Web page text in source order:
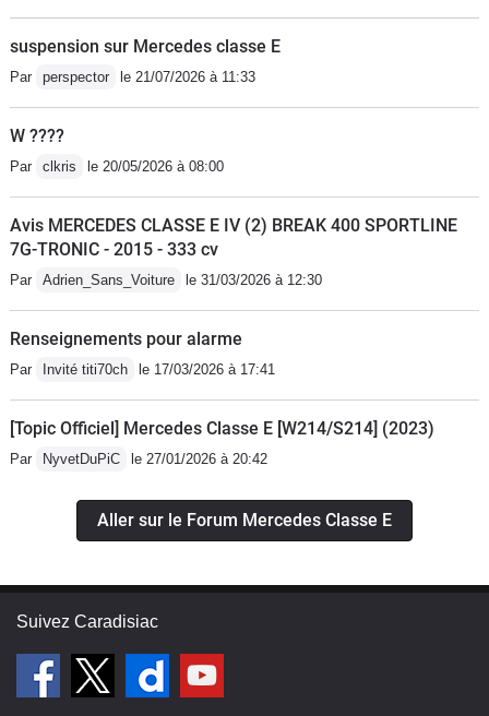
suspension sur Mercedes classe E
Par perspector le 21/07/2026 à 11:33
W ????
Par clkris le 20/05/2026 à 08:00
Avis MERCEDES CLASSE E IV (2) BREAK 400 SPORTLINE
7G-TRONIC - 2015 - 333 cv
Par Adrien_Sans_Voiture le 31/03/2026 à 12:30
Renseignements pour alarme
Par Invité titi70ch le 17/03/2026 à 17:41
[Topic Officiel] Mercedes Classe E [W214/S214] (2023)
Par NyvetDuPiC le 27/01/2026 à 20:42
Aller sur le Forum Mercedes Classe E
Suivez Caradisiac